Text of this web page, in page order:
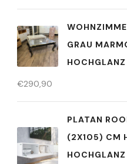
GRAU
€290,90
PLATAN
(2X105) CM